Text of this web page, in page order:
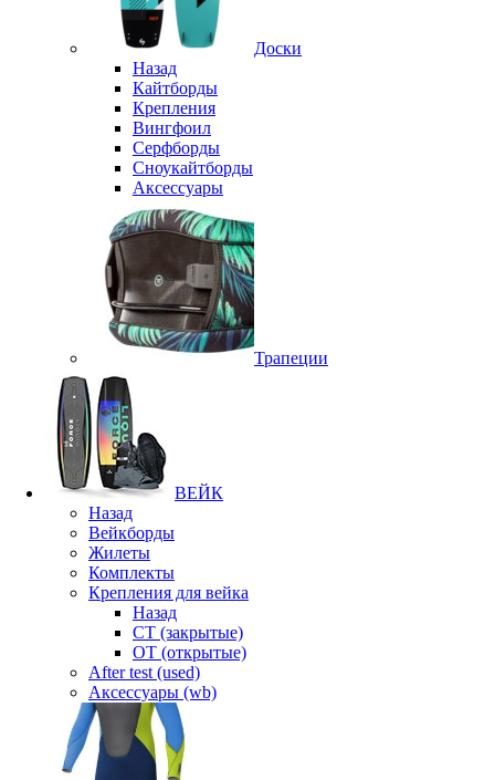
Доски
Назад
Кайтборды
Крепления
Вингфоил
Серфборды
Сноукайтборды
Аксессуары
Трапеции
ВЕЙК
Назад
Вейкборды
Жилеты
Комплекты
Крепления для вейка
Назад
CT (закрытые)
OT (открытые)
After test (used)
Аксессуары (wb)